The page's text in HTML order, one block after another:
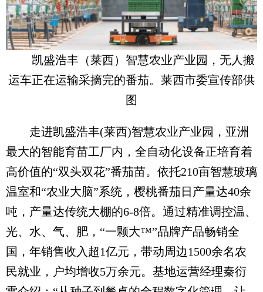
凯盛浩丰（莱西）智慧农业产业园，无人搬
运车正在运输采摘完的番茄。莱西市委宣传部供
图
走进凯盛浩丰(莱西)智慧农业产业园，亚洲
最大的智能育苗工厂内，全自动化设备正培育着
高价值的“双头双花”番茄苗。依托210亩智慧玻璃
温室和“农业大脑”系统，樱桃番茄日产量达40余
吨，产量达传统大棚的6-8倍。通过精准调控温、
光、水、气、肥，“一颗大™”品牌产品畅销全
国，年销售收入超1亿元，带动周边1500余名农
民就业，户均增收5万余元。基地运营经理秦衍